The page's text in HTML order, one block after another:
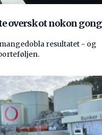
overskot nokon gong
resultatet - og